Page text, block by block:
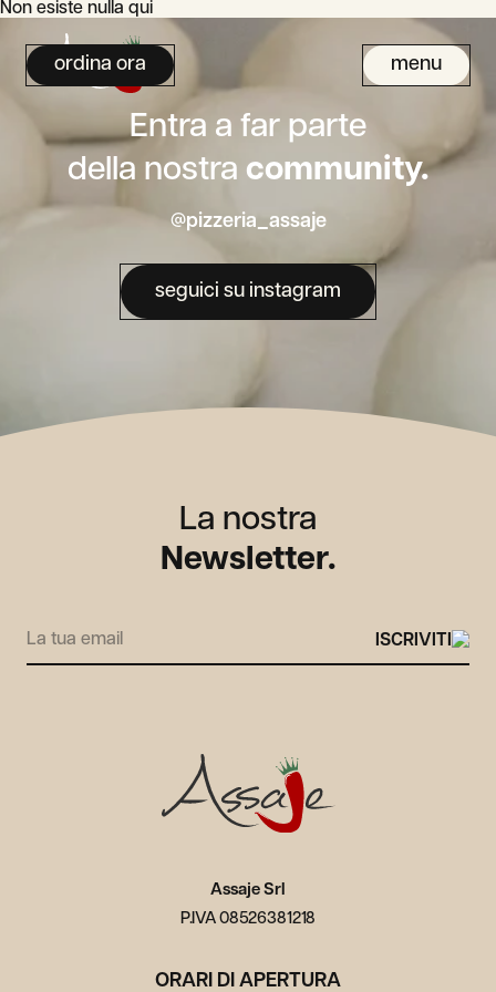
ordina ora menu
Carriera
Area utente
Non esiste nulla qui
Entra a far parte
della nostra community.
@pizzeria_assaje
seguici su instagram
La nostra
Newsletter.
Alternative:
Assaje Srl
P.IVA 08526381218
ORARI DI APERTURA